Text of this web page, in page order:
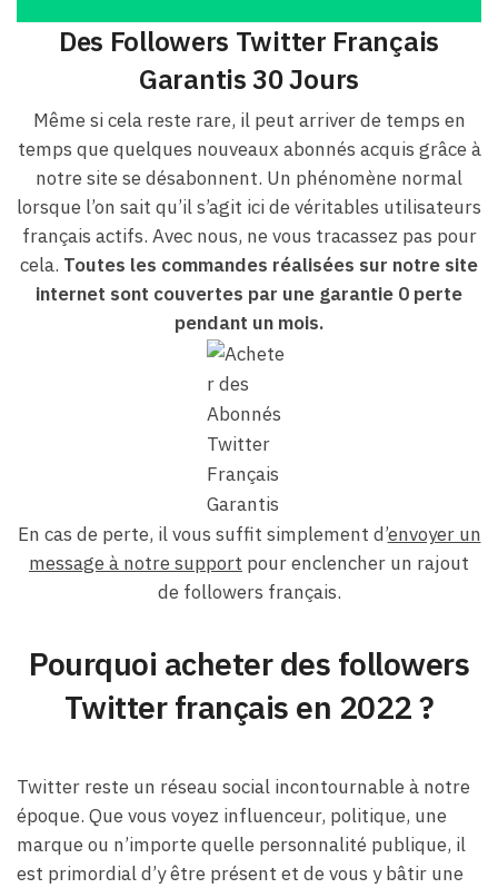
Des Followers Twitter Français
Garantis 30 Jours
Même si cela reste rare, il peut arriver de temps en
temps que quelques nouveaux abonnés acquis grâce à
notre site se désabonnent. Un phénomène normal
lorsque l’on sait qu’il s’agit ici de véritables utilisateurs
français actifs. Avec nous, ne vous tracassez pas pour
cela. Toutes les commandes réalisées sur notre site
internet sont couvertes par une garantie 0 perte
pendant un mois.
En cas de perte, il vous suffit simplement d’envoyer un
message à notre support pour enclencher un rajout
de followers français.
Pourquoi acheter des followers
Twitter français en 2022 ?
Twitter reste un réseau social incontournable à notre
époque. Que vous voyez influenceur, politique, une
marque ou n’importe quelle personnalité publique, il
est primordial d’y être présent et de vous y bâtir une